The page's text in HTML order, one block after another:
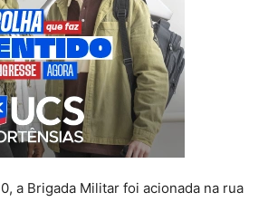
a Brigada Militar foi acionada na rua